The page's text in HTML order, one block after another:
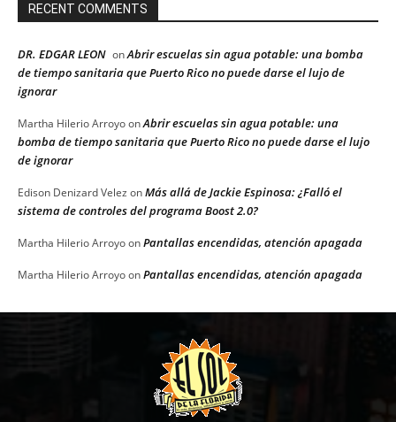
RECENT COMMENTS
DR. EDGAR LEON onAbrir escuelas sin agua potable: una bomba
de tiempo sanitaria que Puerto Rico no puede darse el lujo de
ignorar
Martha Hilerio ArroyoonAbrir escuelas sin agua potable: una
bomba de tiempo sanitaria que Puerto Rico no puede darse el lujo
de ignorar
Edison Denizard Velez onMás allá de Jackie Espinosa: ¿Falló el
sistema de controles del programa Boost 2.0?
Martha Hilerio ArroyoonPantallas encendidas, atención apagada
Martha Hilerio ArroyoonPantallas encendidas, atención apagada